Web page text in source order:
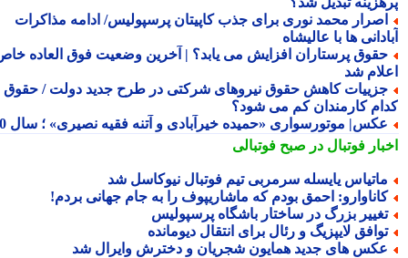
محمد نوری برای جذب کاپیتان پرسپولیس/ ادامه مذاکرات
ها با عالیشاه
پرستاران افزایش می یابد؟ | آخرین وضعیت فوق العاده خاص
شد
کاهش حقوق نیروهای شرکتی در طرح جدید دولت / حقوق
کارمندان کم می شود؟
موتورسواری «حمیده خیرآبادی و آتنه فقیه نصیری» ؛ سال 70
فوتبال در صبح فوتبالی
یایسله سرمربی تیم فوتبال نیوکاسل شد
احمق بودم که ماشاریپوف را به جام جهانی بردم!
بزرگ در ساختار باشگاه پرسپولیس
لایپزیگ و رئال برای انتقال دیومانده
های جدید همایون شجریان و دخترش وایرال شد